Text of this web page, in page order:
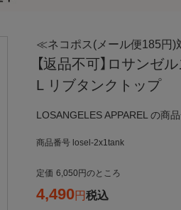
≪ネコポス(メール便185円
【返品不可】ロサンゼ
L リブタンクトップ
LOSANGELES APPAREL の商
商品番号 losel-2x1tank
定価 6,050 のところ
4,490 税込